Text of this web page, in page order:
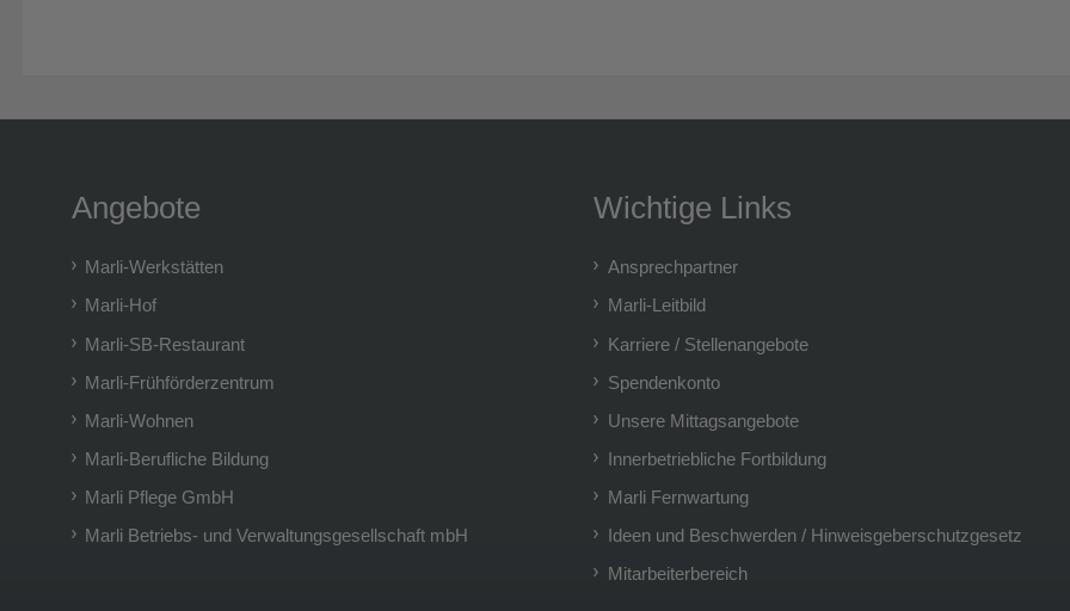
Angebote
Marli-Werkstätten
Marli-Hof
Marli-SB-Restaurant
Marli-Frühförderzentrum
Marli-Wohnen
Marli-Berufliche Bildung
Marli Pflege GmbH
Marli Betriebs- und Verwaltungsgesellschaft mbH
Wichtige Links
Ansprechpartner
Marli-Leitbild
Karriere / Stellenangebote
Spendenkonto
Unsere Mittagsangebote
Innerbetriebliche Fortbildung
Marli Fernwartung
Ideen und Beschwerden / Hinweisgeberschutzgesetz
Mitarbeiterbereich